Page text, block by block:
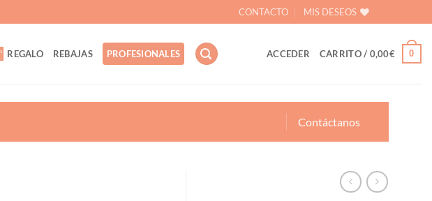
CONTACTO MIS DESEOS
REGALO REBAJAS PROFESIONALES ACCEDER CARRITO / 0,00€ 0
Contáctanos